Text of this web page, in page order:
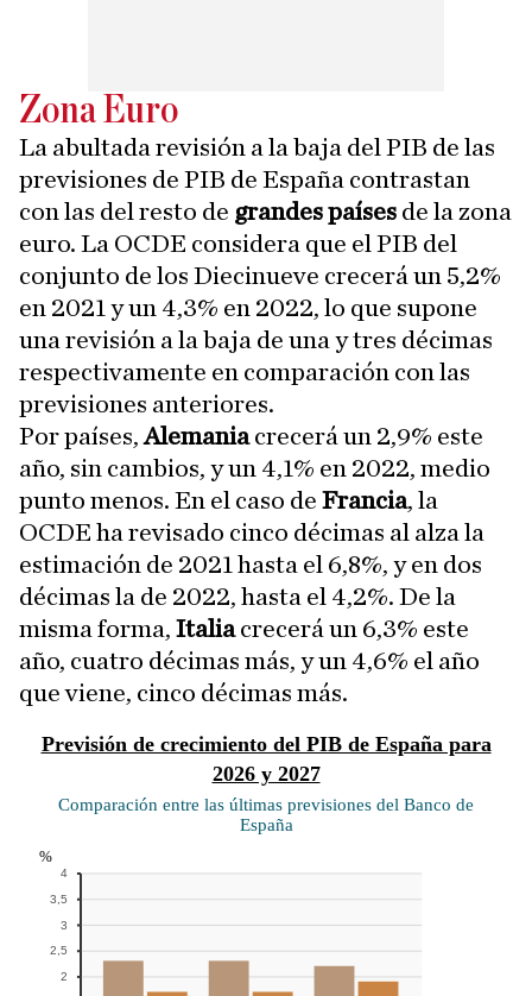
Zona Euro
La abultada revisión a la baja del PIB de las
previsiones de PIB de España contrastan
con las del resto de grandes países de la zona
euro. La OCDE considera que el PIB del
conjunto de los Diecinueve crecerá un 5,2%
en 2021 y un 4,3% en 2022, lo que supone
una revisión a la baja de una y tres décimas
respectivamente en comparación con las
previsiones anteriores.
Por países,Alemaniacrecerá un 2,9% este
año, sin cambios, y un 4,1% en 2022, medio
punto menos. En el caso de Francia, la
OCDE ha revisado cinco décimas al alza la
estimación de 2021 hasta el 6,8%, y en dos
décimas la de 2022, hasta el 4,2%. De la
misma forma, Italiacrecerá un 6,3% este
año, cuatro décimas más, y un 4,6% el año
que viene, cinco décimas más.